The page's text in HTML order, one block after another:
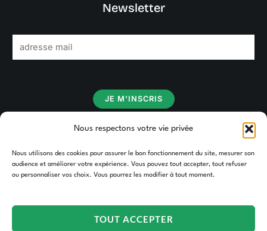
Nous respectons votre vie privée
Nous utilisons des cookies pour assurer le bon fonctionnement du site, mesurer son
audience et améliorer votre expérience. Vous pouvez tout accepter, tout refuser
ou personnaliser vos choix. Vous pourrez les modifier à tout moment.
TOUT ACCEPTER
Newsletter
m
JE M'INSCRIS